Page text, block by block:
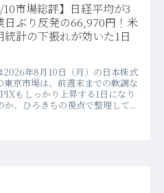
10市場総評】日経平均が3
日ぶり反発の66,970円！米
統計の下振れが効いた1日
2026年8月10日（月）の日本株式
京市場は、前週末までの軟調な
もしっかり上昇する1日になり
、ひろきちの視点で整理して...